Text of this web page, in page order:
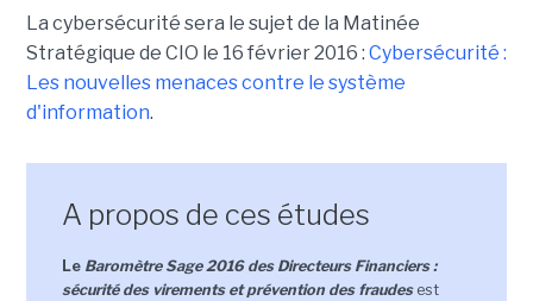
La cybersécurité sera le sujet de la Matinée
Stratégique de CIO le 16 février 2016 : Cybersécurité :
Les nouvelles menaces contre le système
d'information.
A propos de ces études
Le Baromètre Sage 2016 des Directeurs Financiers :
sécurité des virements et prévention des fraudesest